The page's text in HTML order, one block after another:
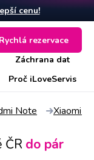
cenu!
Záchrana dat
Proč iLoveServis
Rychlá rezervace
Note Xiaomi
ČR do pár